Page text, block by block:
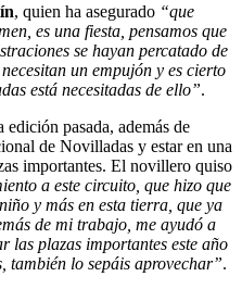
, quien ha asegurado “que
es una fiesta, pensamos que
se hayan percatado de
un empujón y es cierto
está necesitadas de ello”.
pasada, además de
de Novilladas y estar en una
importantes. El novillero quiso
a este circuito, que hizo que
y más en esta tierra, que ya
de mi trabajo, me ayudó a
las plazas importantes este año
también lo sepáis aprovechar”.